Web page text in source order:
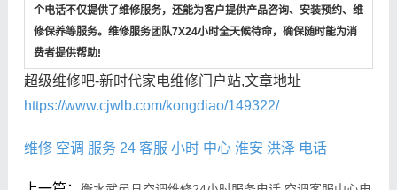
个电话不仅提供了维修服务，还能为客户提供产品咨询、安装预约、维
修保养等服务。维修服务团队7X24小时全天候待命，确保随时能为消
费者提供帮助!
超级维修吧-新时代家电维修门户站,文章地址
https://www.cjwlb.com/kongdiao/149322/
维修 空调 服务 24 客服 小时 中心 淮安 洪泽 电话